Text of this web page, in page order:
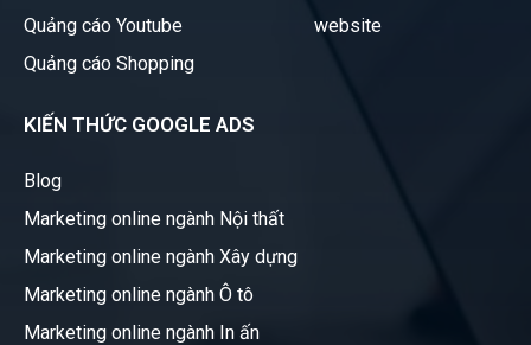
Quảng cáo Youtube
Quảng cáo Shopping
website
KIẾN THỨC GOOGLE ADS
Blog
Marketing online ngành Nội thất
Marketing online ngành Xây dựng
Marketing online ngành Ô tô
Marketing online ngành In ấn